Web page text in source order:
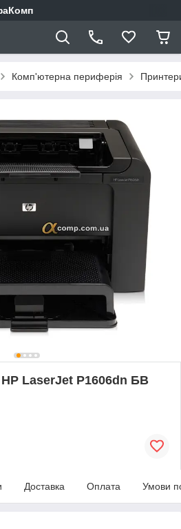
Комп'ютерна периферія
LaserJet P1606dn БВ
Доставка Оплата Умови